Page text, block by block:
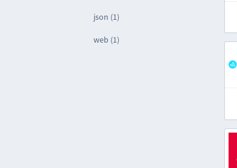
json (1)
web (1)